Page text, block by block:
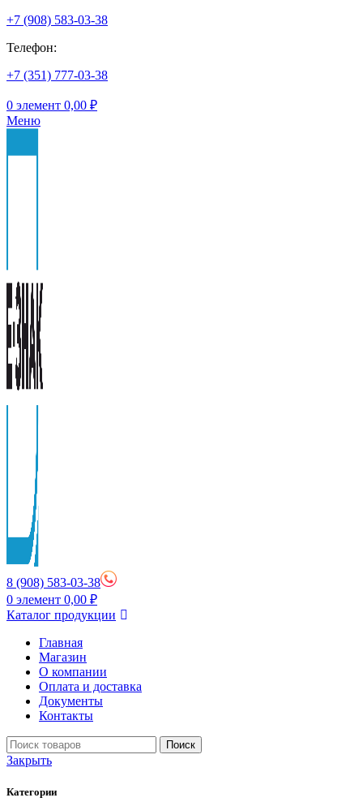
+7 (908) 583-03-38
Телефон:
+7 (351) 777-03-38
0 элемент 0,00 ₽
Меню
8 (908) 583-03-38
0 элемент 0,00 ₽
Каталог продукции
Главная
Магазин
О компании
Оплата и доставка
Документы
Контакты
Поиск
Закрыть
Категории